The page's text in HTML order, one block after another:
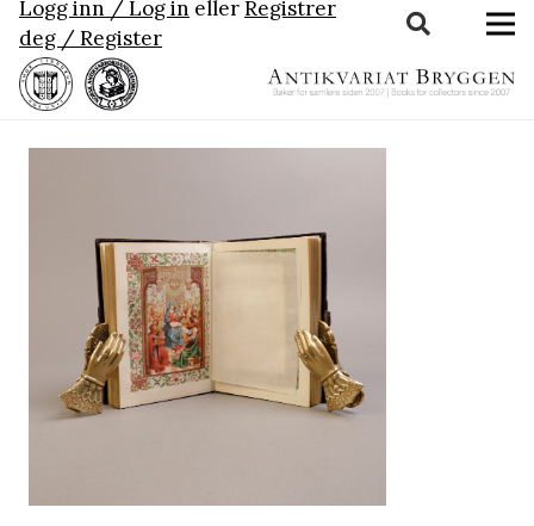
Logg inn / Log in ellerRegistrer
deg / Register